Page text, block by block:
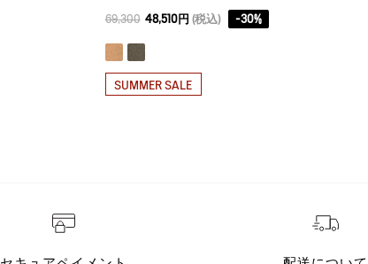
69,300 48,510円 (税込) -30%
SUMMER SALE